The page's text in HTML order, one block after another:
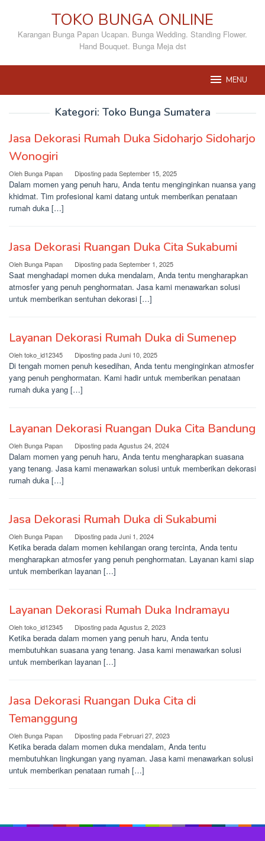
konten
TOKO BUNGA ONLINE
Karangan Bunga Papan Ucapan. Bunga Wedding. Standing Flower.
Hand Bouquet. Bunga Meja dst
MENU
Kategori: Toko Bunga Sumatera
Jasa Dekorasi Rumah Duka Sidoharjo Sidoharjo
Wonogiri
Oleh Bunga Papan Diposting padaSeptember 15, 2025
Dalam momen yang penuh haru, Anda tentu menginginkan nuansa yang
khidmat. Tim profesional kami datang untuk memberikan penataan
rumah duka […]
Jasa Dekorasi Ruangan Duka Cita Sukabumi
Oleh Bunga Papan Diposting padaSeptember 1, 2025
Saat menghadapi momen duka mendalam, Anda tentu mengharapkan
atmosfer yang penuh penghormatan. Jasa kami menawarkan solusi
untuk memberikan sentuhan dekorasi […]
Layanan Dekorasi Rumah Duka di Sumenep
Olehtoko_id12345 Diposting padaJuni 10, 2025
Di tengah momen penuh kesedihan, Anda tentu menginginkan atmosfer
yang penuh penghormatan. Kami hadir untuk memberikan penataan
rumah duka yang […]
Layanan Dekorasi Ruangan Duka Cita Bandung
Oleh Bunga Papan Diposting padaAgustus 24, 2024
Dalam momen yang penuh haru, Anda tentu mengharapkan suasana
yang tenang. Jasa kami menawarkan solusi untuk memberikan dekorasi
rumah duka […]
Jasa Dekorasi Rumah Duka di Sukabumi
Oleh Bunga Papan Diposting padaJuni 1, 2024
Ketika berada dalam momen kehilangan orang tercinta, Anda tentu
mengharapkan atmosfer yang penuh penghormatan. Layanan kami siap
untuk memberikan layanan […]
Layanan Dekorasi Rumah Duka Indramayu
Olehtoko_id12345 Diposting padaAgustus 2, 2023
Ketika berada dalam momen yang penuh haru, Anda tentu
membutuhkan suasana yang tenang. Jasa kami menawarkan solusi
untuk memberikan layanan […]
Jasa Dekorasi Ruangan Duka Cita di
Temanggung
Oleh Bunga Papan Diposting pada Februari 27, 2023
Ketika berada dalam momen duka mendalam, Anda tentu
membutuhkan lingkungan yang nyaman. Jasa kami menawarkan solusi
untuk memberikan penataan rumah […]